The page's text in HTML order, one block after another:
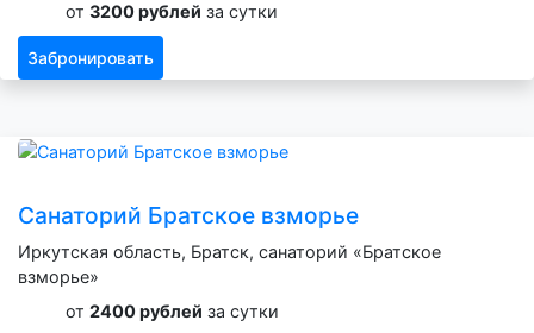
от 3200 рублей за сутки
Забронировать
Санаторий Братское взморье
Иркутская область, Братск, санаторий «Братское
взморье»
от 2400 рублей за сутки